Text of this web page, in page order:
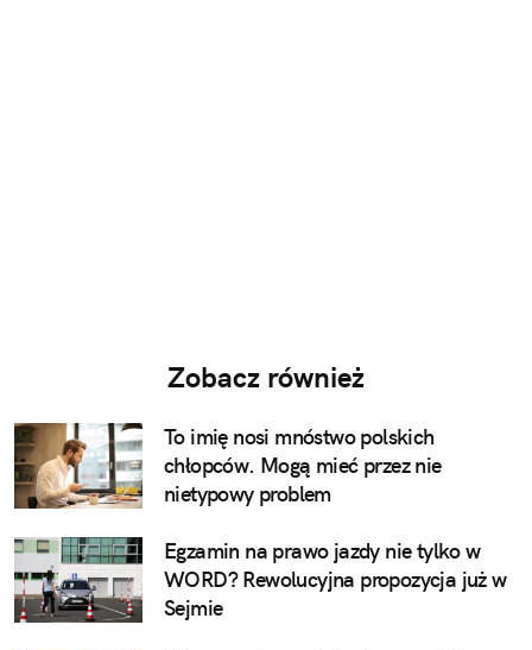
Zobacz również
To imię nosi mnóstwo polskich
chłopców. Mogą mieć przez nie
nietypowy problem
Egzamin na prawo jazdy nie tylko w
WORD? Rewolucyjna propozycja już w
Sejmie